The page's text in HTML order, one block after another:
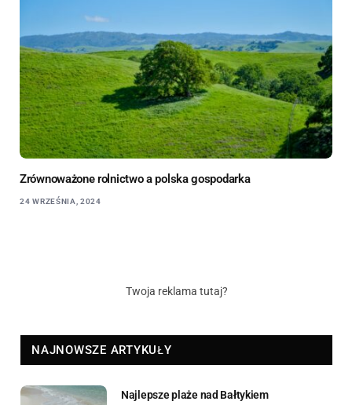
Zrównoważone rolnictwo a polska gospodarka
24 WRZEŚNIA, 2024
Twoja reklama tutaj?
NAJNOWSZE ARTYKUŁY
Najlepsze plaże nad Bałtykiem